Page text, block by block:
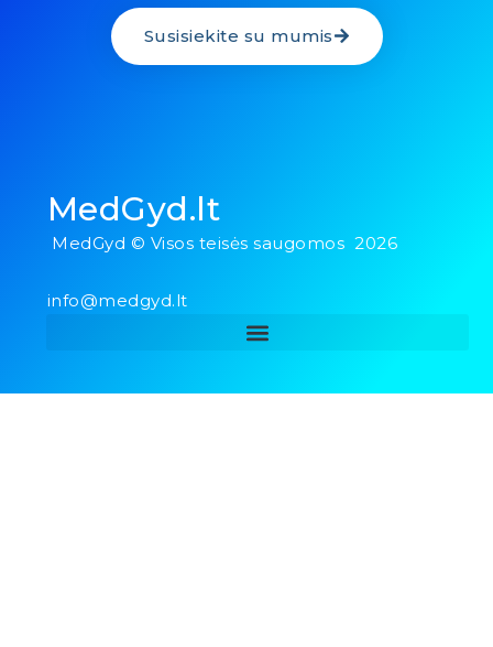
Susisiekite su mumis
MedGyd.lt
MedGyd © Visos teisės saugomos 2026
info@medgyd.lt